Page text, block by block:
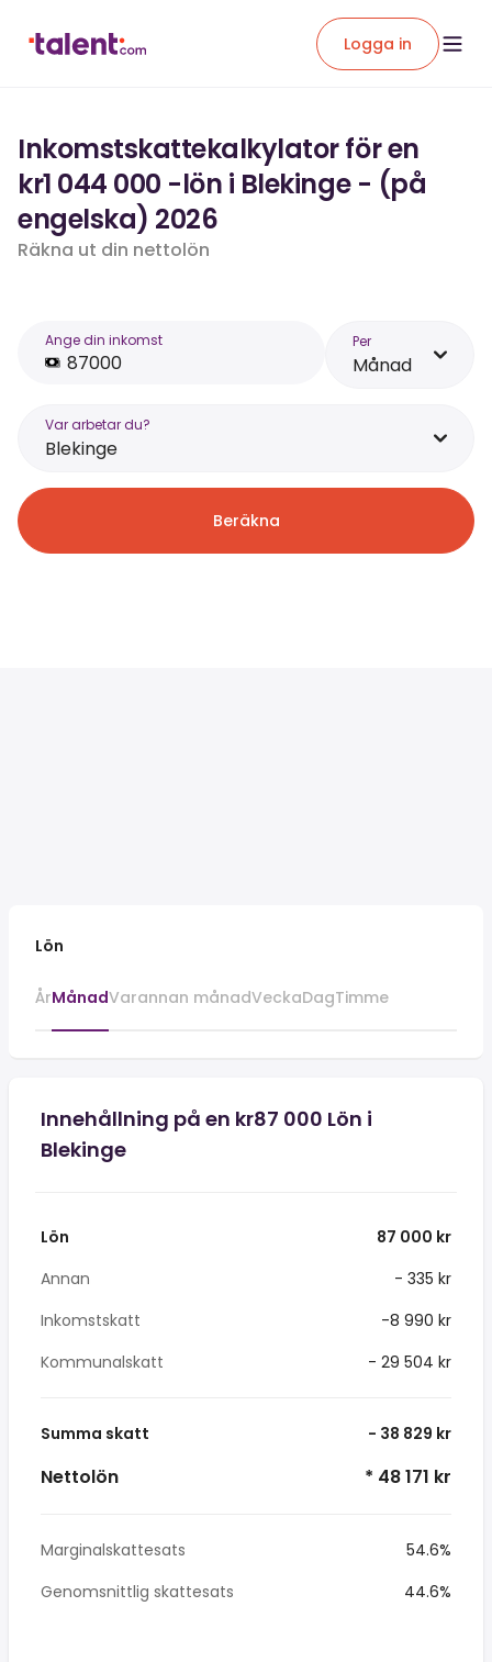
Logga in
Inkomstskattekalkylator för en
kr1 044 000 -lön i Blekinge - (på
engelska) 2026
Räkna ut din nettolön
Ange din inkomst Per
Månad
Var arbetar du?
Blekinge
Beräkna
Lön
ÅrMånadVarannan månadVeckaDagTimme
Innehållning på en kr87 000 Lön i
Blekinge
Lön
87 000 kr
Annan
- 335 kr
Inkomstskatt
-8 990 kr
Kommunalskatt
- 29 504 kr
Summa skatt - 38 829 kr
Nettolön * 48 171 kr
Marginalskattesats
54.6%
Genomsnittlig skattesats
44.6%